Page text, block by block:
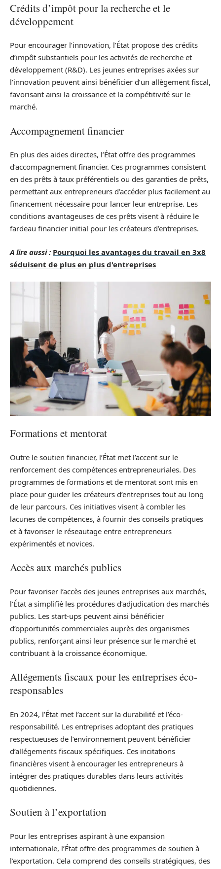
Crédits d’impôt pour la recherche et le
développement
Pour encourager l’innovation, l’État propose des crédits
d’impôt substantiels pour les activités de recherche et
développement (R&D). Les jeunes entreprises axées sur
l’innovation peuvent ainsi bénéficier d’un allègement fiscal,
favorisant ainsi la croissance et la compétitivité sur le
marché.
Accompagnement financier
En plus des aides directes, l’État offre des programmes
d’accompagnement financier. Ces programmes consistent
en des prêts à taux préférentiels ou des garanties de prêts,
permettant aux entrepreneurs d’accéder plus facilement au
financement nécessaire pour lancer leur entreprise. Les
conditions avantageuses de ces prêts visent à réduire le
fardeau financier initial pour les créateurs d’entreprises.
A lire aussi : Pourquoi les avantages du travail en 3x8
séduisent de plus en plus d'entreprises
Formations et mentorat
Outre le soutien financier, l’État met l’accent sur le
renforcement des compétences entrepreneuriales. Des
programmes de formations et de mentorat sont mis en
place pour guider les créateurs d’entreprises tout au long
de leur parcours. Ces initiatives visent à combler les
lacunes de compétences, à fournir des conseils pratiques
et à favoriser le réseautage entre entrepreneurs
expérimentés et novices.
Accès aux marchés publics
Pour favoriser l’accès des jeunes entreprises aux marchés,
l’État a simplifié les procédures d’adjudication des marchés
publics. Les start-ups peuvent ainsi bénéficier
d’opportunités commerciales auprès des organismes
publics, renforçant ainsi leur présence sur le marché et
contribuant à la croissance économique.
Allégements fiscaux pour les entreprises éco-
responsables
En 2024, l’État met l’accent sur la durabilité et l’éco-
responsabilité. Les entreprises adoptant des pratiques
respectueuses de l’environnement peuvent bénéficier
d’allégements fiscaux spécifiques. Ces incitations
financières visent à encourager les entrepreneurs à
intégrer des pratiques durables dans leurs activités
quotidiennes.
Soutien à l’exportation
Pour les entreprises aspirant à une expansion
internationale, l’État offre des programmes de soutien à
l’exportation. Cela comprend des conseils stratégiques, des